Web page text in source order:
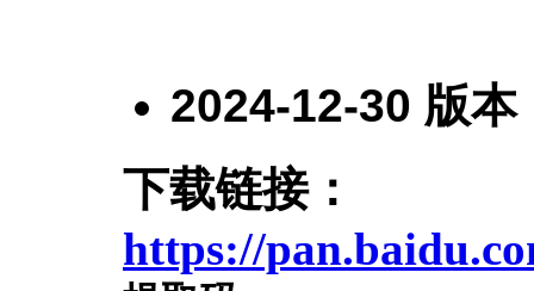
2024-12-30 版本
下载链接：
https://